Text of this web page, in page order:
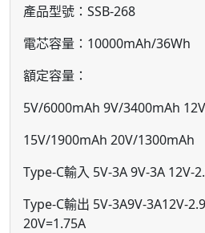
產品型號：SSB-268
電芯容量：10000mAh/36Wh
額定容量：
5V/6000mAh 9V/3400mAh
15V/1900mAh 20V/1300mAh
Type-C輸入 5V-3A 9V-3A 12V-
Type-C輸出 5V-3A9V-3A12V-
20V=1.75A